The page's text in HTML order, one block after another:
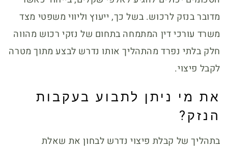
מדובר בנזק לרכוש. בשל כך, ייעוץ וליווי משפטי מצד
משרד עורכי דין המתמחה בתחום של נזקי רכוש מהווה
חלק בלתי נפרד מהתהליך אותו נדרש לבצע מתוך מטרה
לקבל פיצוי.
את מי ניתן לתבוע בעקבות
הנזק?
בתהליך של קבלת פיצוי נדרש לבחון את שאלת